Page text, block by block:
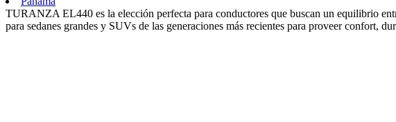
TURANZA EL440 es la elección perfecta para conductores que buscan un equilibrio
para sedanes grandes y SUVs de las generaciones más recientes para proveer confort,